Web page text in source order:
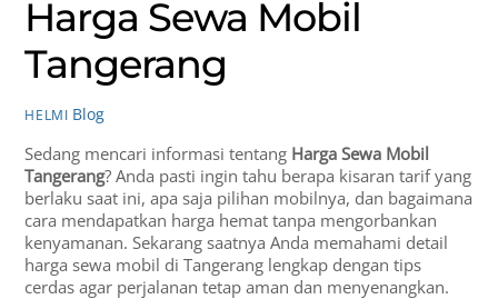
Harga Sewa Mobil
Tangerang
HELMI Blog
Sedang mencari informasi tentang Harga Sewa Mobil
Tangerang? Anda pasti ingin tahu berapa kisaran tarif yang
berlaku saat ini, apa saja pilihan mobilnya, dan bagaimana
cara mendapatkan harga hemat tanpa mengorbankan
kenyamanan. Sekarang saatnya Anda memahami detail
harga sewa mobil di Tangerang lengkap dengan tips
cerdas agar perjalanan tetap aman dan menyenangkan.